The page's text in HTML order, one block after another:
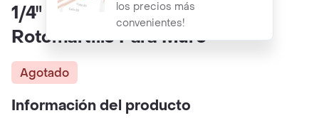
los precios más
convenientes!
1/4" Broca Ranurada Para
Rotomartillo Para Muro
Agotado
Información del producto